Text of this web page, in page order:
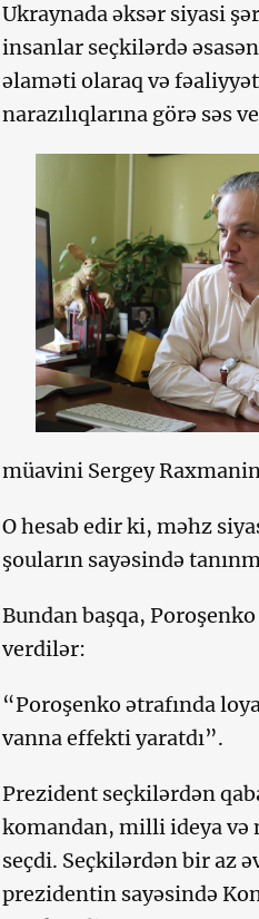
Ukraynada əksər siyasi
insanlar seçkilərdə
əlaməti olaraq və
narazılıqlarına görə səs
müavini Sergey
O hesab edir ki, məhz
şouların sayəsində
Bundan başqa,
verdilər:
“Poroşenko ətrafında
vanna effekti yaratdı”.
Prezident seçkilərdən
komandan, milli ideya və
seçdi. Seçkilərdən bir az
prezidentin sayəsində